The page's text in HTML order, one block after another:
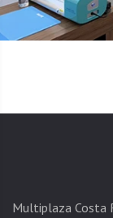
Multiplaza Costa